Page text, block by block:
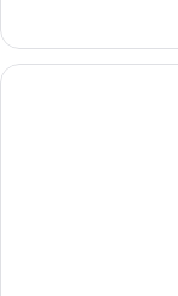
le
type
de